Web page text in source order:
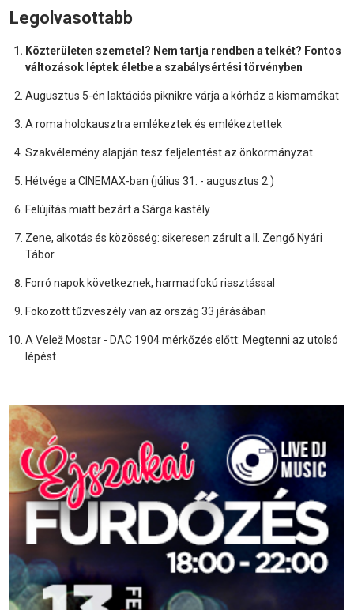
Legolvasottabb
Közterületen szemetel? Nem tartja rendben a telkét? Fontos
változások léptek életbe a szabálysértési törvényben
Augusztus 5-én laktációs piknikre várja a kórház a kismamákat
A roma holokausztra emlékeztek és emlékeztettek
Szakvélemény alapján tesz feljelentést az önkormányzat
Hétvége a CINEMAX-ban (július 31. - augusztus 2.)
Felújítás miatt bezárt a Sárga kastély
Zene, alkotás és közösség: sikeresen zárult a II. Zengő Nyári
Tábor
Forró napok következnek, harmadfokú riasztással
Fokozott tűzveszély van az ország 33 járásában
A Velež Mostar - DAC 1904 mérkőzés előtt: Megtenni az utolsó
lépést